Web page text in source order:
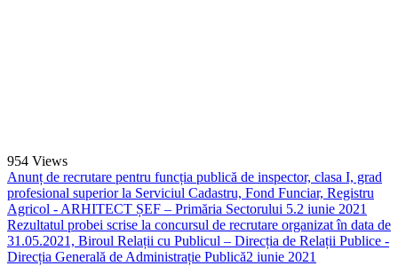
954 Views
Anunț de recrutare pentru funcția publică de inspector, clasa I, grad
profesional superior la Serviciul Cadastru, Fond Funciar, Registru
Agricol - ARHITECT ȘEF – Primăria Sectorului 5.2 iunie 2021
Rezultatul probei scrise la concursul de recrutare organizat în data de
31.05.2021, Biroul Relații cu Publicul – Direcția de Relații Publice -
Direcția Generală de Administrație Publică2 iunie 2021